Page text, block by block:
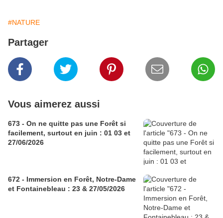
#NATURE
Partager
Vous aimerez aussi
673 - On ne quitte pas une Forêt si
facilement, surtout en juin : 01 03 et
27/06/2026
672 - Immersion en Forêt, Notre-Dame
et Fontainebleau : 23 & 27/05/2026